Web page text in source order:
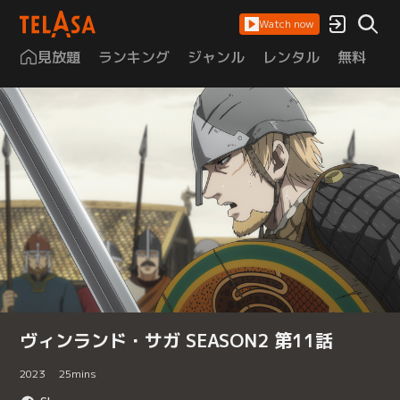
Watch now
見放題 ランキング ジャンル レンタル 無料
ヴィンランド・サガ SEASON2 第11話
2023 25mins